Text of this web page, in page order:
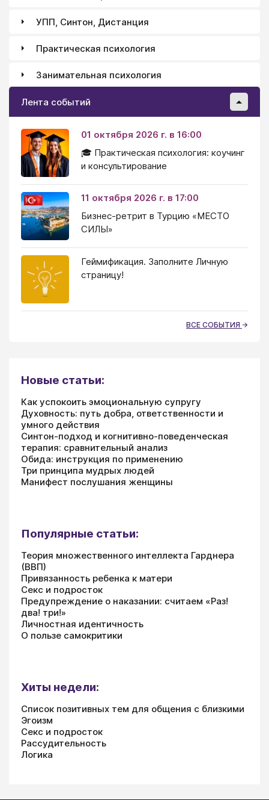
УПП, Синтон, Дистанция
Практическая психология
Занимательная психология
Лента событий
01 октября 2026 г. в 16:00
🎓 Практическая психология: коучинг
и консультирование
11 октября 2026 г. в 17:00
Бизнес-ретрит в Турцию «МЕСТО
СИЛЫ»
Геймификация. Заполните Личную
страницу!
ВСЕ СОБЫТИЯ
Новые статьи:
Как успокоить эмоциональную супругу
Духовность: путь добра, ответственности и
умного действия
Синтон-подход и когнитивно-поведенческая
терапия: сравнительный анализ
Обида: инструкция по применению
Три принципа мудрых людей
Манифест послушания женщины
Популярные статьи:
Теория множественного интеллекта Гарднера
(ВВП)
Привязанность ребенка к матери
Секс и подросток
Предупреждение о наказании: считаем «Раз!
два! три!»
Личностная идентичность
О пользе самокритики
Хиты недели:
Список позитивных тем для общения с близкими
Эгоизм
Секс и подросток
Рассудительность
Логика